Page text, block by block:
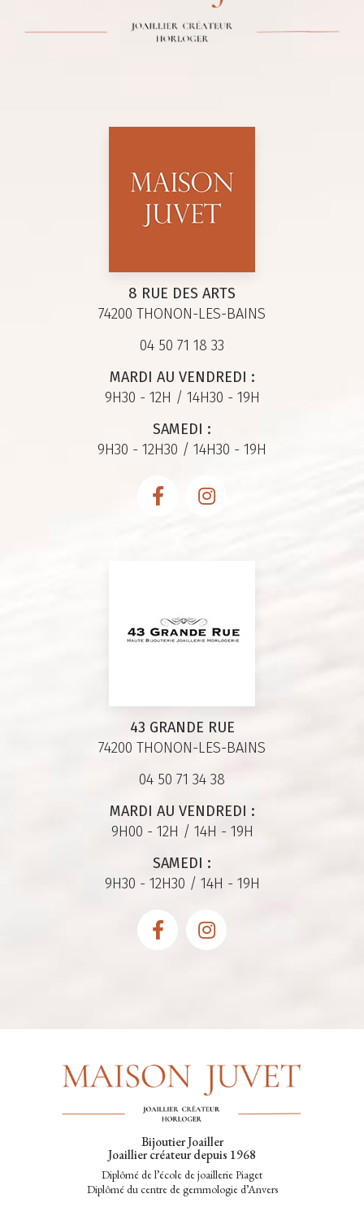
8 RUE DES ARTS
74200 THONON-LES-BAINS
04 50 71 18 33
MARDI AU VENDREDI :
9H30 - 12H / 14H30 - 19H
SAMEDI :
9H30 - 12H30 / 14H30 - 19H
43 GRANDE RUE
74200 THONON-LES-BAINS
04 50 71 34 38
MARDI AU VENDREDI :
9H00 - 12H / 14H - 19H
SAMEDI :
9H30 - 12H30 / 14H - 19H
Bijoutier Joailler
Joaillier créateur depuis 1968
Diplômé de l’école de joaillerie Piaget
Diplômé du centre de gemmologie d’Anvers